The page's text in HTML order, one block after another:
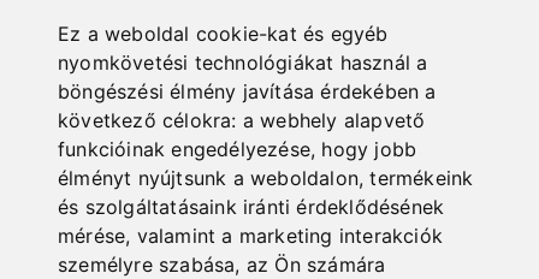
Ez a weboldal cookie-kat és egyéb
nyomkövetési technológiákat használ a
böngészési élmény javítása érdekében a
következő célokra: a webhely alapvető
funkcióinak engedélyezése, hogy jobb
élményt nyújtsunk a weboldalon,termékeink
és szolgáltatásaink iránti érdeklődésének
mérése, valamint a marketing interakciók
személyre szabása, az Ön számára
HELYHEZ KÖTÖTT
KOMPRESSZOROK